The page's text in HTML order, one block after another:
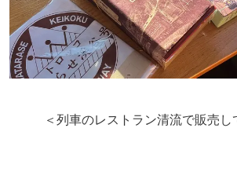
＜列車のレストラン清流で販売し